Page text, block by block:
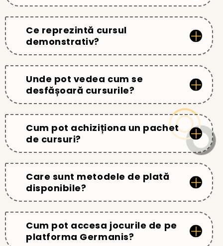
Ce reprezintă cursul
demonstrativ?
Unde pot vedea cum se
desfășoară cursurile?
Cum pot achiziționa un pachet
de cursuri?
Care sunt metodele de plată
disponibile?
Cum pot accesa jocurile de pe
platforma Germanis?